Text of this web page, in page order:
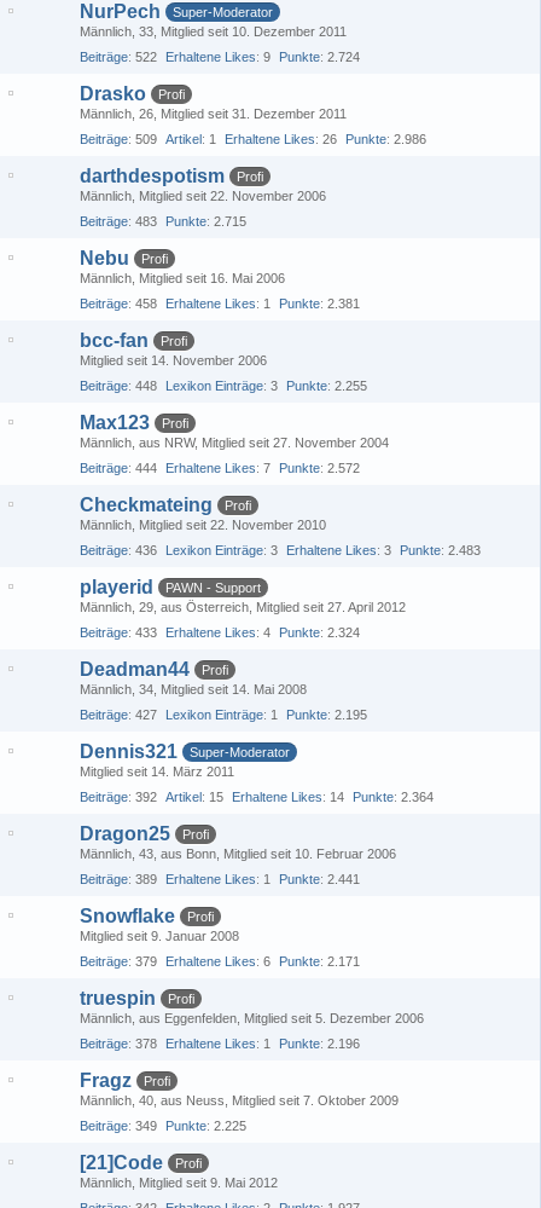
NurPech
Super-Moderator
Männlich 33 Mitglied seit 10. Dezember 2011
Beiträge 522 Erhaltene Likes 9 Punkte 2.724
Drasko
Profi
Männlich 26 Mitglied seit 31. Dezember 2011
Beiträge 509 Artikel 1 Erhaltene Likes 26 Punkte 2.986
darthdespotism
Profi
Männlich Mitglied seit 22. November 2006
Beiträge 483 Punkte 2.715
Nebu
Profi
Männlich Mitglied seit 16. Mai 2006
Beiträge 458 Erhaltene Likes 1 Punkte 2.381
bcc-fan
Profi
Mitglied seit 14. November 2006
Beiträge 448 Lexikon Einträge 3 Punkte 2.255
Max123
Profi
Männlich aus NRW Mitglied seit 27. November 2004
Beiträge 444 Erhaltene Likes 7 Punkte 2.572
Checkmateing
Profi
Männlich Mitglied seit 22. November 2010
Beiträge 436 Lexikon Einträge 3 Erhaltene Likes 3 Punkte 2.483
playerid
PAWN - Support
Männlich 29 aus Österreich Mitglied seit 27. April 2012
Beiträge 433 Erhaltene Likes 4 Punkte 2.324
Deadman44
Profi
Männlich 34 Mitglied seit 14. Mai 2008
Beiträge 427 Lexikon Einträge 1 Punkte 2.195
Dennis321
Super-Moderator
Mitglied seit 14. März 2011
Beiträge 392 Artikel 15 Erhaltene Likes 14 Punkte 2.364
Dragon25
Profi
Männlich 43 aus Bonn Mitglied seit 10. Februar 2006
Beiträge 389 Erhaltene Likes 1 Punkte 2.441
Snowflake
Profi
Mitglied seit 9. Januar 2008
Beiträge 379 Erhaltene Likes 6 Punkte 2.171
truespin
Profi
Männlich aus Eggenfelden Mitglied seit 5. Dezember 2006
Beiträge 378 Erhaltene Likes 1 Punkte 2.196
Fragz
Profi
Männlich 40 aus Neuss
Mitglied seit 7. Oktober 2009
Beiträge 349 Punkte 2.225
[21]Code
Profi
Männlich Mitglied seit 9. Mai 2012